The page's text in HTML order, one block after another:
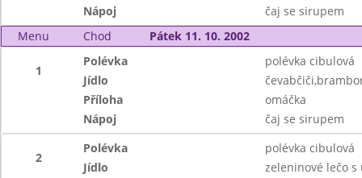
Nápoj
čaj se sirupem
Menu
Chod Pátek 11. 10. 2002
1
Polévka
polévka cibulová
Jídlo
Příloha
omáčka
Nápoj
čaj se sirupem
2
Polévka
polévka cibulová
Jídlo
zeleninové lečo s